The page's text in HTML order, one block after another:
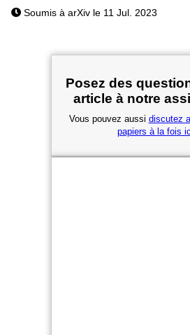
Soumis à arXiv le 11 Jul. 2023
Posez des
article à notre
Vous pouvez aussi discutez
papiers à la fois